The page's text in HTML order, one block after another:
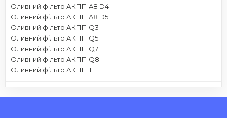
Оливний фільтр АКПП A8 D4
Оливний фільтр АКПП A8 D5
Оливний фільтр АКПП Q3
Оливний фільтр АКПП Q5
Оливний фільтр АКПП Q7
Оливний фільтр АКПП Q8
Оливний фільтр АКПП TT